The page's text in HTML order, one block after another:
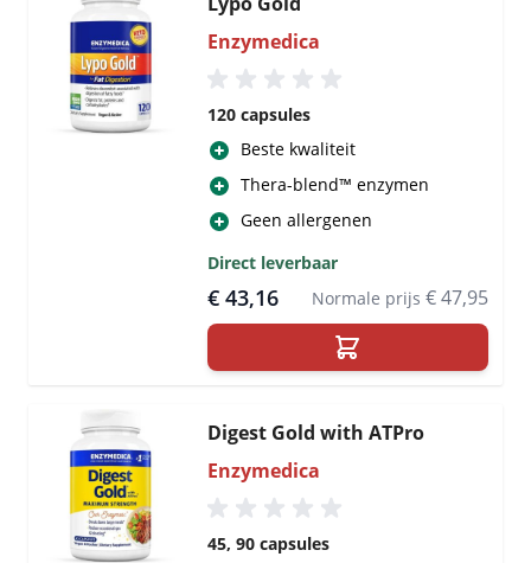
Enzymedica
120 capsules
Beste kwaliteit
Thera-blend™ enzymen
Geen allergenen
Direct leverbaar
€ 43,16 Normale prijs € 47,95
Digest Gold with ATPro
Enzymedica
45, 90 capsules